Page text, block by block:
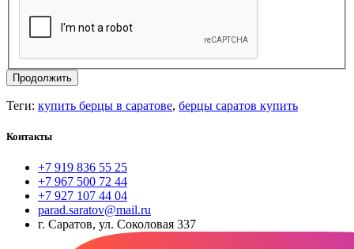
Продолжить
Теги: купить берцы в саратове, берцы саратов купить
Контакты
+7 919 836 55 25
+7 967 500 72 44
+7 927 107 44 04
parad.saratov@mail.ru
г. Саратов, ул. Соколовая 337